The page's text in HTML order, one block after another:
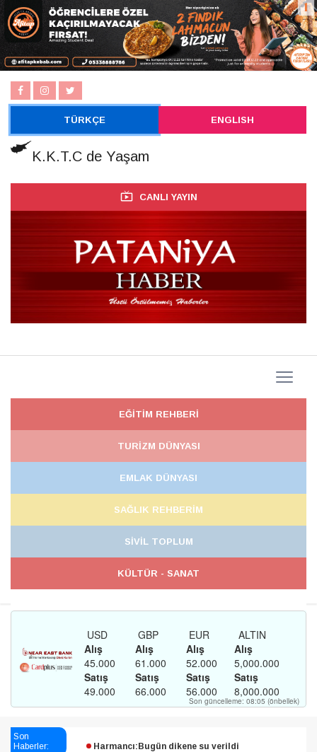
TÜRKÇE ENGLISH
K.K.T.C de Yaşam
CANLI YAYIN
EĞİTİM REHBERİ
TURİZM DÜNYASI
EMLAK DÜNYASI
SAĞLIK REHBERİM
SİVİL TOPLUM
KÜLTÜR - SANAT
Son
Haberler:
Esendağlı:Adıyaman’daki süreç sona erdi, hukuk
Harmancı:Bugün dikene su verildi